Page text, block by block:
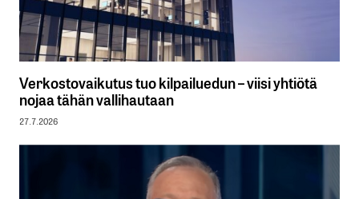
Verkostovaikutus tuo kilpailuedun – viisi yhtiötä
nojaa tähän vallihautaan
27.7.2026